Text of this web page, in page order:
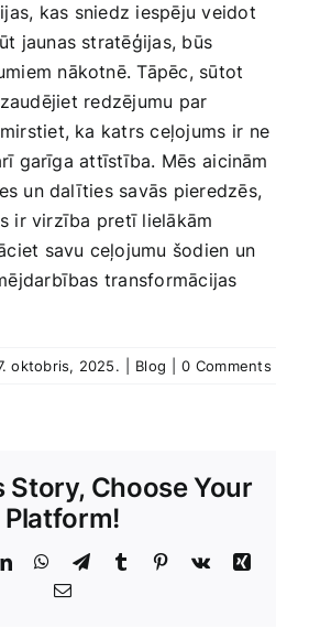
⁣kas sniedz‌ iespēju veidot
jaunas​ stratēģijas, būs⁢
nākotnē. Tāpēc, sūtot
redzējumu par
ka katrs ceļojums ir ⁢ne
garīga attīstība. Mēs⁢ aicinām
un dalīties savās pieredzēs,
ir virzība pretī lielākām
savu ceļojumu šodien un
transformācijas
oktobris, 2025. Blog 0 Comments
Story, Choose Your
Platform!
LinkedInWhatsApp
TelegramTumblr Pinterest
Vk
Xing
E-